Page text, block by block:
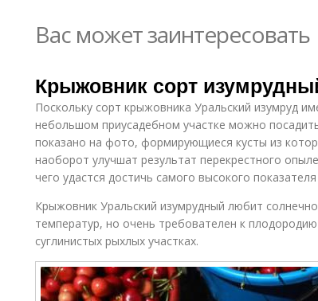
Вас может заинтересовать
Крыжовник сорт
Поскольку сорт крыжовника Уральский изумруд
небольшом приусадебном участке можно
показано на фото, формирующиеся кусты из
наоборот улучшат результат перекрестного
чего удастся достичь самого высокого
Крыжовник Уральский изумрудный любит
температур, но очень требователен к
суглинистых рыхлых участках.